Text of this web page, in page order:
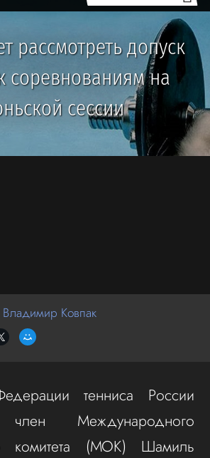
рассмотреть допуск
соревнованиям на
сессии
Владимир Ковпак
тенниса России
Международного
комитета (МОК) Шамиль